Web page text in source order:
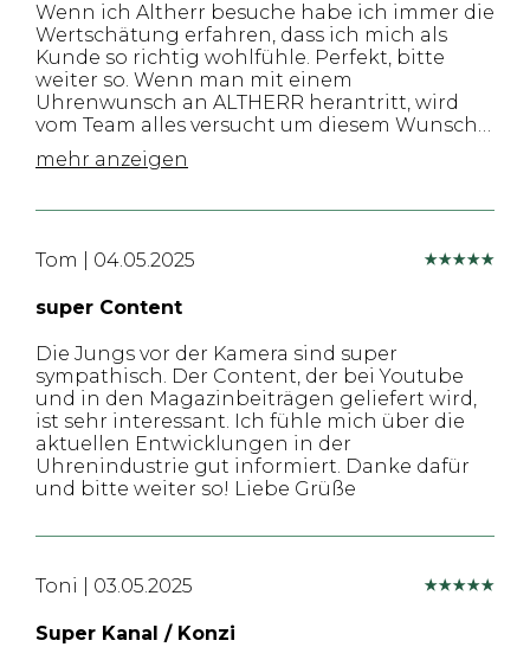
Wenn ich Altherr besuche habe ich immer die
Wertschätung erfahren, dass ich mich als
Kunde so richtig wohlfühle. Perfekt, bitte
weiter so. Wenn man mit einem
Uhrenwunsch an ALTHERR herantritt, wird
vom Team alles versucht um diesem Wunsch
zu entsprechen, sofern es irgendwie möglich
ist. Das ALTHERR- und das CPO-Programm
Altherr-Programm jede Menge Infos über die
sich hierbei auf die Marken konzentrieren für
normal. Andererseits hilft es das CPO-
realisieren. Das dabei auch Uhren von
"Fremdmarken" angekauft werden, macht das
Programm erfolgreicher und sympatischer.
Ich sage dem ALTHERR-Team "Vielen Dank"
für eure exelente Betreuung.
mehr anzeigen
Tom 04.05.2025
super Content
Die Jungs vor der Kamera sind super
sympathisch. Der Content, der bei Youtube
und in den Magazinbeiträgen geliefert wird,
ist sehr interessant. Ich fühle mich über die
aktuellen Entwicklungen in der
Uhrenindustrie gut informiert. Danke dafür
und bitte weiter so! Liebe Grüße
Toni 03.05.2025
Super Kanal / Konzi